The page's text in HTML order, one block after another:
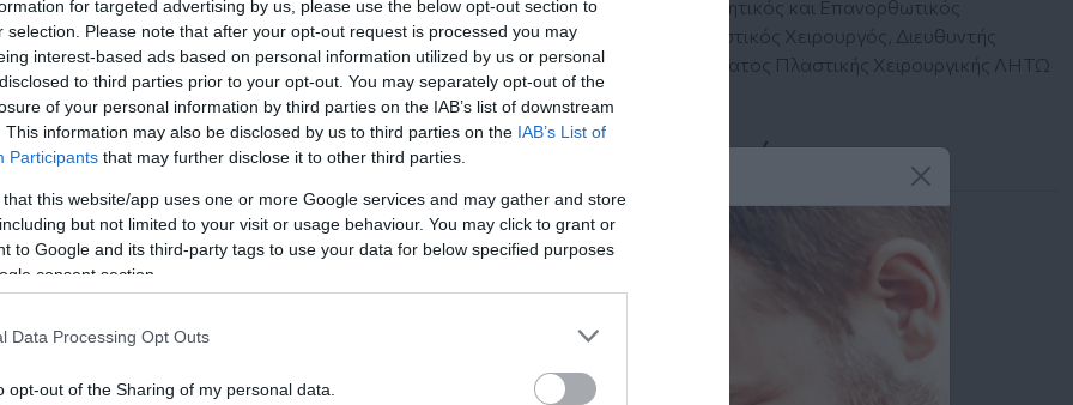
for targeted advertising by us, please use the below opt-out section to
selection. Please note that after your opt-out request is processed you may
interest-based ads based on personal information utilized by us or personal
to third parties prior to your opt-out. You may separately opt-out of the
of your personal information by third parties on the IAB’s list of downstream
This information may also be disclosed by us to third parties on the IAB’s List of
Participants that may further disclose it to other third parties.
that this website/app uses one or more Google services and may gather and store
but not limited to your visit or usage behaviour. You may click to grant or
to Google and its third-party tags to use your data for below specified purposes
consent section.
Data Processing Opt Outs
opt-out of the Sharing of my personal data.
Αισθητικός και Επανορθωτικός
Πλαστικός Χειρουργός, Διευθυντής
Τμήματος Πλαστικής Χειρουργικής ΛΗΤΩ
Ιατροί
Αναζήτηση Ιατρών